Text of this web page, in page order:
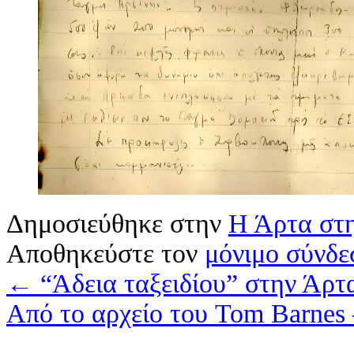
Δημοσιεύθηκε στην Η Άρτα
Αποθηκεύστε τον μόνιμο
← “Άδεια ταξειδίου” στην
Από το αρχείο του Tom